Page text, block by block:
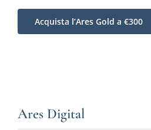
Acquista l’Ares Gold a €300
Ares Digital